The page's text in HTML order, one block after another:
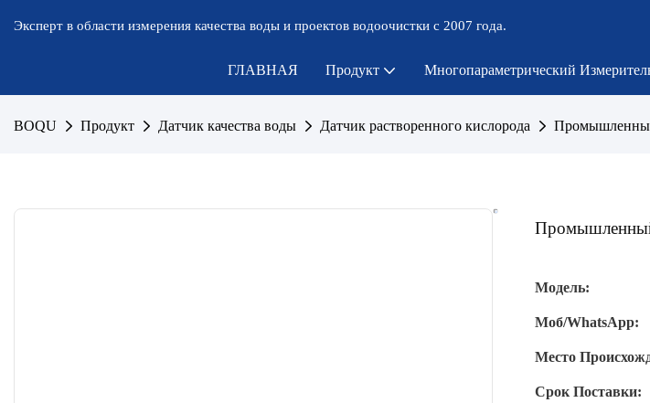
Эксперт в области измерения качества воды и проектов водоочистки с 2007 года.
ГЛАВНАЯ Продукт Многопараметрический
BOQU Продукт Датчик качества воды Датчик растворенного кислорода
Модель:
Моб/WhatsApp:
Место
Срок Поставки: